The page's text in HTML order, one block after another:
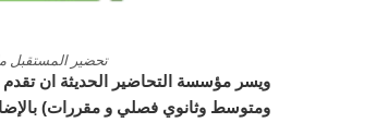
تحضير المستقبل
ويسر مؤسسة التحاضير الحديثة ان
ومتوسط وثانوي فصلي و مقررات)